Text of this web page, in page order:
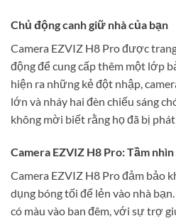
Chủ động canh giữ nhà của bạn
Camera EZVIZ H8 Pro được
động để cung cấp thêm một lớp
hiện ra những kẻ đột nhập,
lớn và nháy hai đèn chiếu sáng
không mời biết rằng họ đã bị
Camera EZVIZ H8 Pro: Tầm
Camera EZVIZ H8 Pro đảm bảo
dụng bóng tối để lẻn vào nhà
có màu vào ban đêm, với sự trợ